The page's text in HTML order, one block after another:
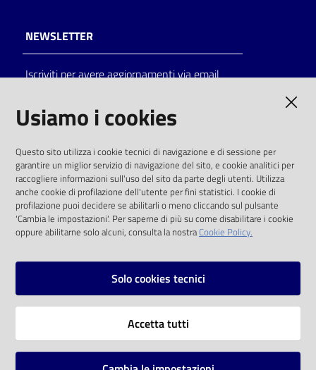
Catalogo
Eventi
Chiedi al
bibliotecario
Avvisi
NEWSLETTER
Iscriviti per avere aggiornamenti via email
solo alle condizioni previste dalla direttiva
comunitaria 2003/98/CE e dal d.lgs. 36/2006
SOCIAL
Instagram
Vai alla pagina
Usiamo i cookies
Questo sito utilizza i cookie tecnici di navigazione e di sessione per
garantire un miglior servizio di navigazione del sito, e cookie analitici per
raccogliere informazioni sull'uso del sito da parte degli utenti. Utilizza
anche cookie di profilazione dell'utente per fini statistici. I cookie di
profilazione puoi decidere se abilitarli o meno cliccando sul pulsante
'Cambia le impostazioni'. Per saperne di più su come disabilitare i cookie
oppure abilitarne solo alcuni, consulta la nostraCookie Policy.
Solo cookies tecnici
Accetta tutti